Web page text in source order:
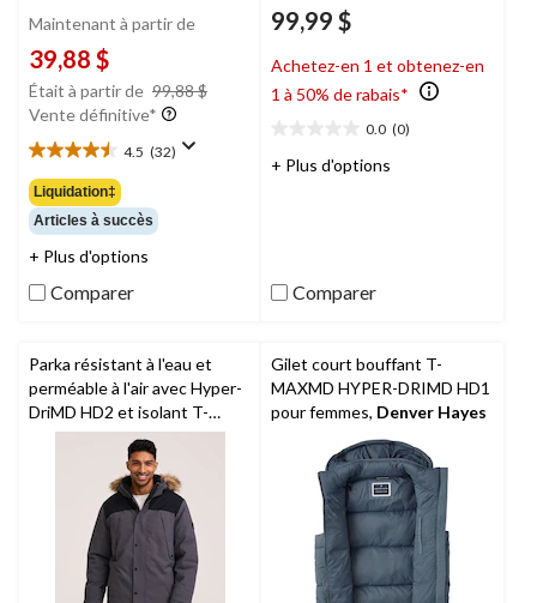
Maintenant à partir de
39,88 $
Était à partir de 99,88 $
Vente définitive*
4.5 (32)
4.5
étoile(s)
sur
5.
32
Liquidation‡
Articles à succès
+ Plus d'options
Comparer
99,99 $
Achetez-en 1 et obtenez-en
1 à 50% de rabais*
0.0 (0)
étoile(s)
+ Plus d'options
Comparer
Parka résistant à l'eau et
perméable à l'air avec Hyper-
DriMD HD2 et isolant T-
MaxMD Charge pour
WindRiver
Gilet court bouffant T-
MAXMD HYPER-DRIMD HD1
pour femmes, Denver Hayes